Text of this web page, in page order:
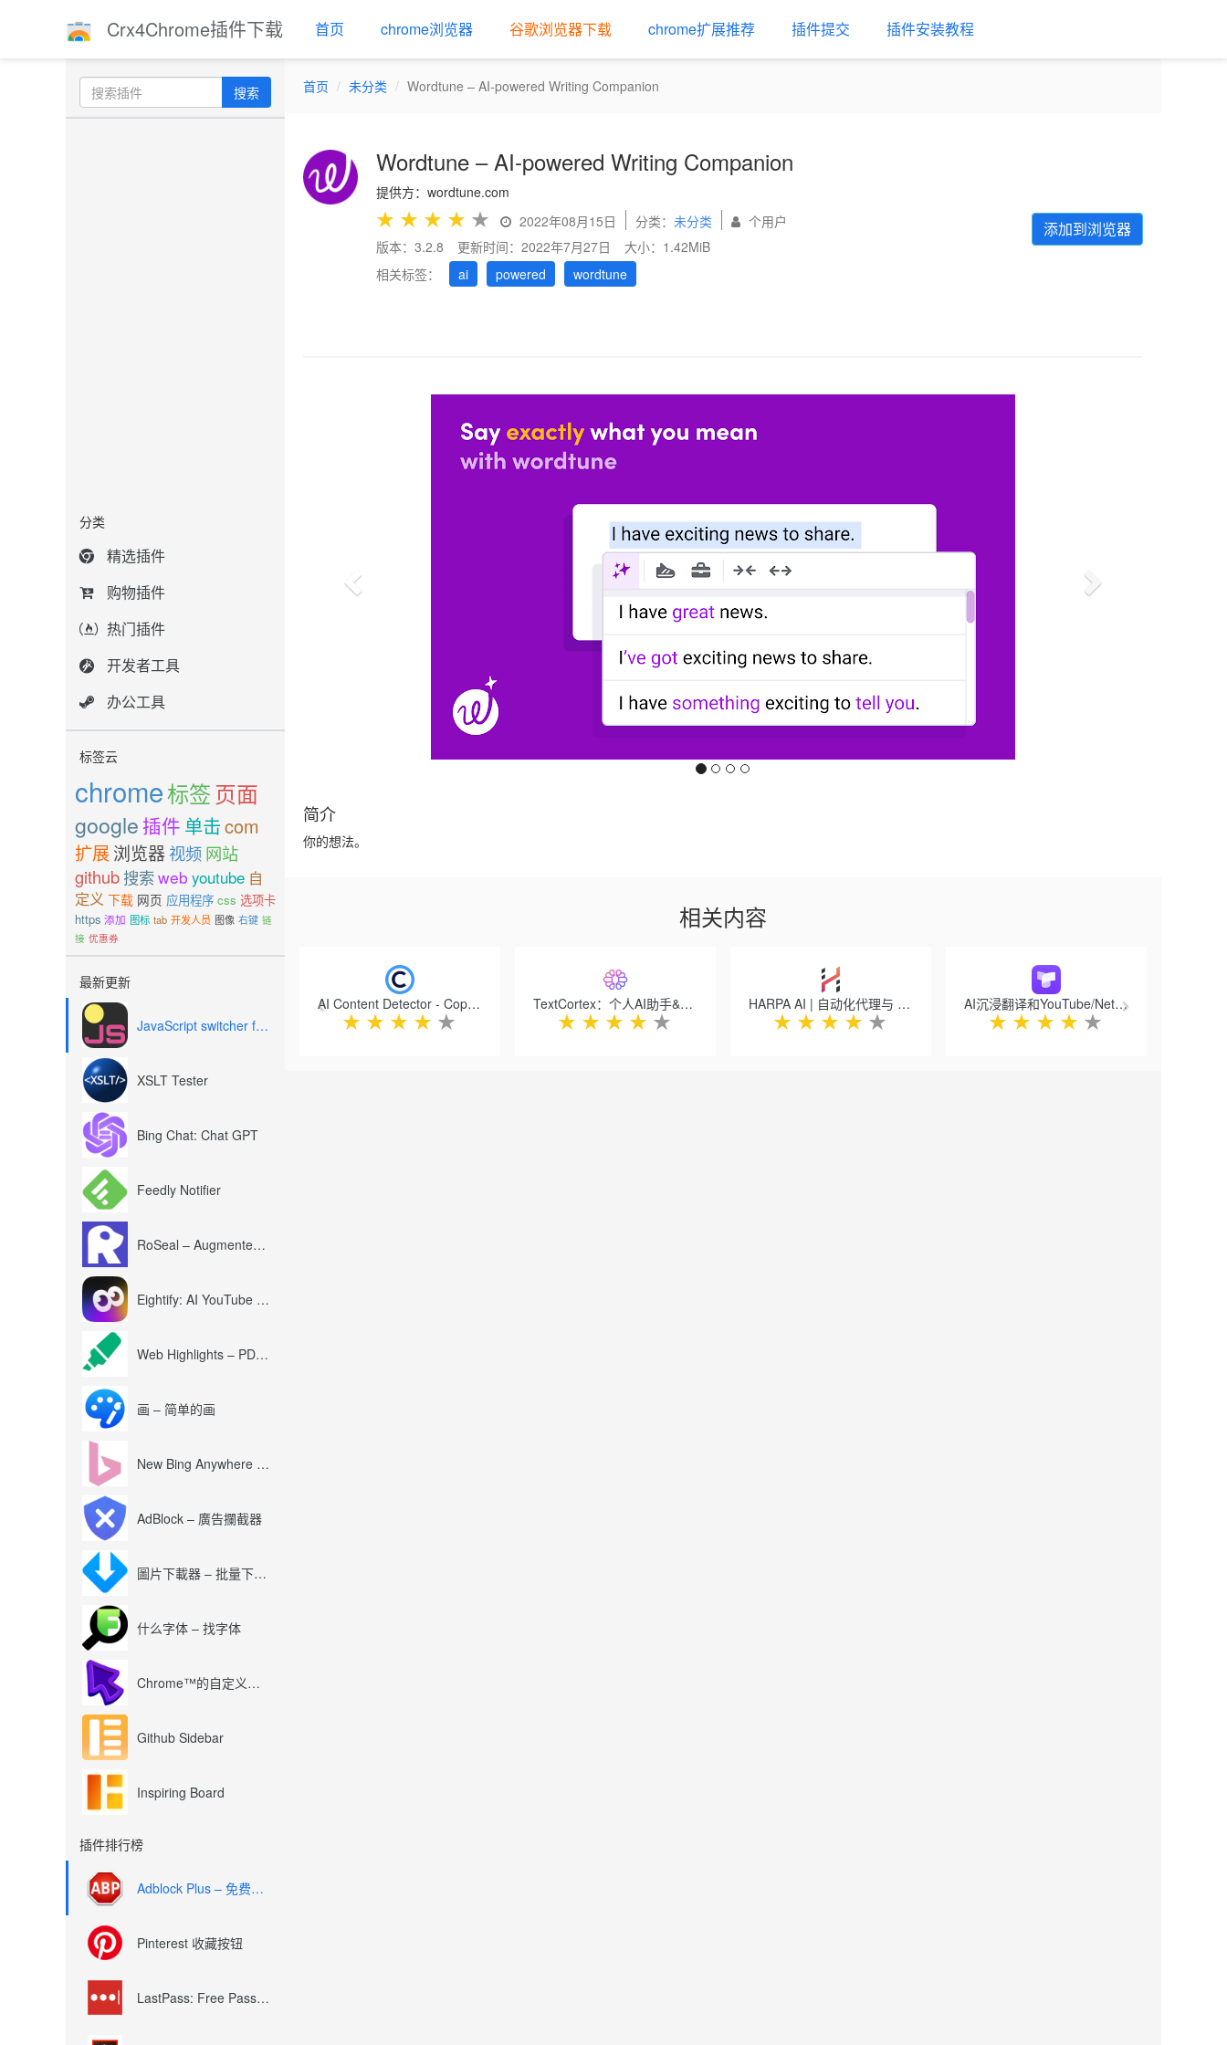
Crx4Chrome插件下载 首页 chrome浏览器 谷歌浏览器下载 chrome扩展推荐 插件提交 插件安装教程
搜索
分类
精选插件
购物插件
热门插件
开发者工具
办公工具
标签云
chrome标签页面
google 插件 单击com
扩展浏览器 视频网站
github搜索web youtube 自
定义 下载 网页 应用程序 css 选项卡
https 添加 图标 tab 开发人员 图像 右键 链
接 优惠券
最新更新
JavaScript switcher for SEO and development
XSLT Tester
Bing Chat: Chat GPT
Feedly Notifier
RoSeal – Augmented Roblox Experience
Eightify: AI YouTube Summary with ChatGPT
Web Highlights – PDF & Web Highlighter
画 – 简单的画
New Bing Anywhere (Bing Chat GPT-4)
AdBlock – 廣告攔截器
圖片下載器 – 批量下載圖片
什么字体 – 找字体
Chrome™的自定义光标
Github Sidebar
Inspiring Board
插件排行榜
Adblock Plus – 免费的广告拦截器
Pinterest 收藏按钮
LastPass: Free Password Manager
首页 未分类 Wordtune – AI-powered Writing Companion
Wordtune – AI-powered Writing Companion
提供方：wordtune.com
★ ★ ★ ★ ★ 2022年08月15日 分类： 未分类
个用户
版本：3.2.8
更新时间：2022年7月27日
大小：1.42MiB
相关标签：
ai powered wordtune
添加到浏览器
简介
你的想法。
相关内容
AI Content Detector - Copyleaks
★ ★ ★ ★ ★
TextCortex：个人AI助手&AI作家
★ ★ ★ ★ ★
HARPA AI | 自动化代理与 Claude 和 GPT-4
★ ★ ★ ★ ★
AI沉浸翻译和YouTube/Netflix双字幕 - Trancy
★ ★ ★ ★ ★